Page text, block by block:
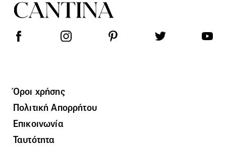
Όροι χρήσης
Πολιτική Απορρήτου
Επικοινωνία
Ταυτότητα